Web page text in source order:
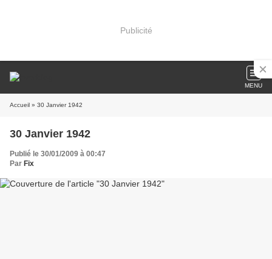
Publicité
MENU
Accueil » 30 Janvier 1942
30 Janvier 1942
Publié le 30/01/2009 à 00:47
Par Fix